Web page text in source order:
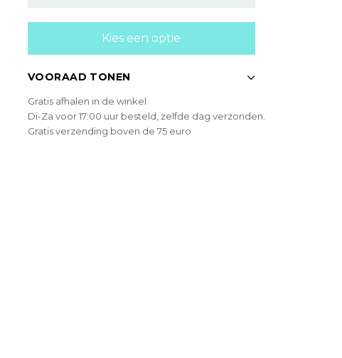
Kies een optie
VOORAAD TONEN
Gratis afhalen in de winkel
Di-Za voor 17:00 uur besteld, zelfde dag verzonden.
Gratis verzending boven de 75 euro